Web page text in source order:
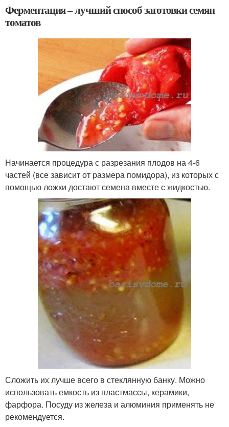
Ферментация – лучший способ заготовки семян
томатов
Начинается процедура с разрезания плодов на 4-6
частей (все зависит от размера помидора), из которых с
помощью ложки достают семена вместе с жидкостью.
Сложить их лучше всего в стеклянную банку. Можно
использовать емкость из пластмассы, керамики,
фарфора. Посуду из железа и алюминия применять не
рекомендуется.